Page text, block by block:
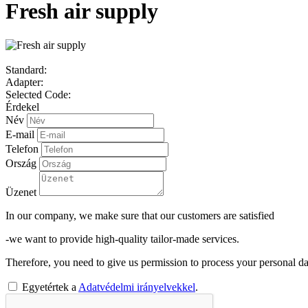
Fresh air supply
Standard:
Adapter:
Selected Code:
Érdekel
Név
E-mail
Telefon
Ország
Üzenet
In our company, we make sure that our customers are satisfied
-we want to provide high-quality tailor-made services.
Therefore, you need to give us permission to process your personal
Egyetértek a Adatvédelmi irányelvekkel.